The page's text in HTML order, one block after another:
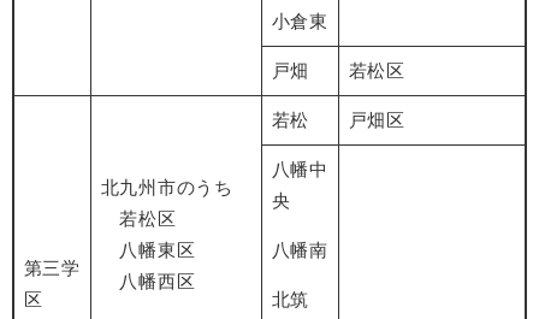
小倉東
戸畑 若松区
第三学
区
北九州市のうち
若松区
八幡東区
八幡西区
若松 戸畑区
八幡中
央
八幡南
北筑